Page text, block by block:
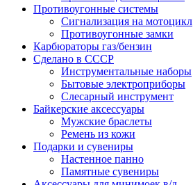
Противоугонные системы
Сигнализация на мотоцикл
Противоугонные замки
Карбюраторы газ/бензин
Сделано в СССР
Инструментальные наборы
Бытовые электроприборы
Слесарный инструмент
Байкерские аксессуары
Мужские браслеты
Ремень из кожи
Подарки и сувениры
Настенное панно
Памятные сувениры